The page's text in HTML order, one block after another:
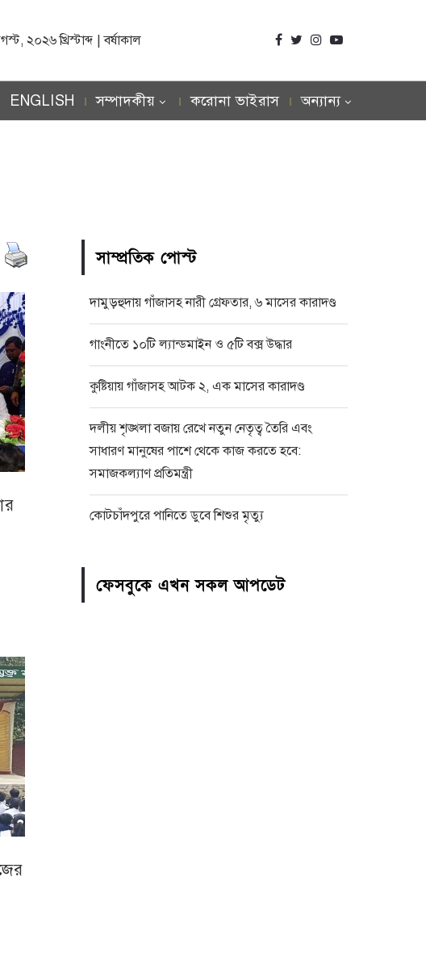
২০২৬ খ্রিস্টাব্দ | বর্ষাকাল
ENGLISH সম্পাদকীয় করোনা ভাইরাস অন্যান্য
সাম্প্রতিক পোস্ট
দামুড়হুদায় গাঁজাসহ নারী গ্রেফতার, ৬ মাসের কারাদণ্ড
গাংনীতে ১০টি ল্যান্ডমাইন ও ৫টি বক্স উদ্ধার
কুষ্টিয়ায় গাঁজাসহ আটক ২, এক মাসের কারাদণ্ড
দলীয় শৃঙ্খলা বজায় রেখে নতুন নেতৃত্ব তৈরি এবং
সাধারণ মানুষের পাশে থেকে কাজ করতে হবে:
সমাজকল্যাণ প্রতিমন্ত্রী
কোটচাঁদপুরে পানিতে ডুবে শিশুর মৃত্যু
ফেসবুকে এখন সকল আপডেট